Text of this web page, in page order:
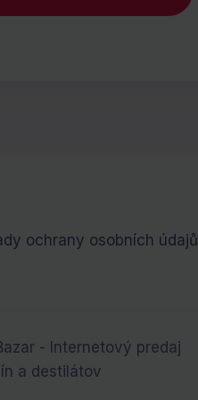
ochrany osobních údajů
- Internetový predaj
a destilátov